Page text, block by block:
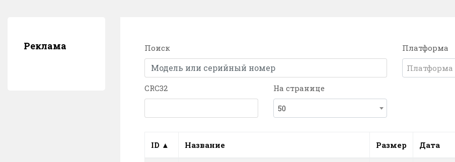
Реклама Поиск
Платформа
Платформа
CRC32
На странице
50
ID ▲ Название Размер Дата